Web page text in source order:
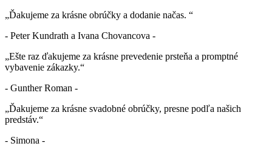
„Ďakujeme za krásne obrúčky a dodanie načas. “
- Peter Kundrath a Ivana Chovancova -
„Ešte raz ďakujeme za krásne prevedenie prsteňa a promptné
vybavenie zákazky.“
- Gunther Roman -
„Ďakujeme za krásne svadobné obrúčky, presne podľa našich
predstáv.“
- Simona -